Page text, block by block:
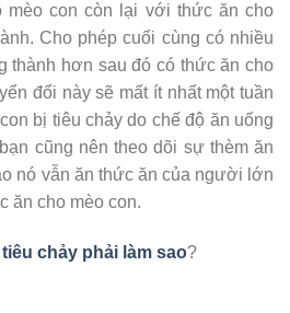
con còn lại với thức ăn cho
Cho phép cuối cùng có nhiều
thành hơn sau đó có thức ăn cho
đổi này sẽ mất ít nhất một tuần
bị tiêu chảy do chế độ ăn uống
cũng nên theo dõi sự thèm ăn
nó vẫn ăn thức ăn của người lớn
ăn cho mèo con.
chảy phải làm sao?